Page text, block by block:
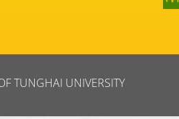
TUNGHAI UNIVERSITY